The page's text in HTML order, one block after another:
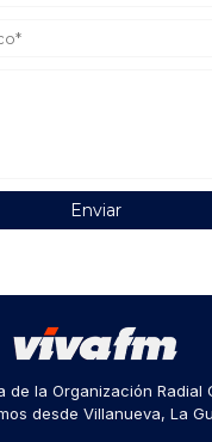
de la Organización Radial
desde Villanueva, La